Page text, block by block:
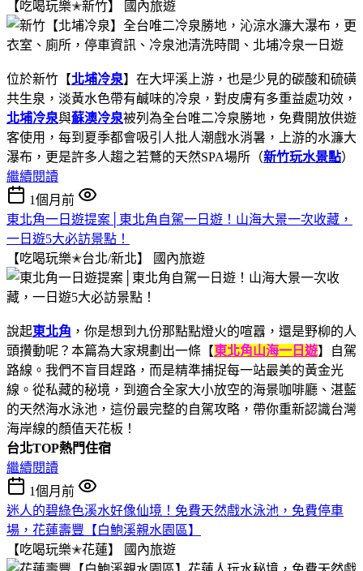
【吃喝玩樂✭新竹】
國內旅遊
位於新竹【北埔冷泉】在大坪溪上游，也是少見的碳酸和硫磺
共生泉，淡黃水色帶有鹹味的冷泉，對皮膚有多重益處功效，
北埔冷泉與蘇澳冷泉被列為全台唯二冷泉勝地，免費開放供遊
客使用，每到夏季都會吸引人批人潮戲水消暑，上游的水濂大
瀑布，更是許多人趨之若鶩的天然SPA場所（新竹玩水景點）
繼續閱讀
1個月前
東北角一日遊提案│東北角自駕一日遊！山海大景一次收藏，
一日遊5大必訪景點！
【吃喝玩樂✭台北/新北】
國內旅遊
說起東北角 ，你是想到九份那點點燈火的喧囂，還是野柳的人
頭攢動呢？本篇為大家規劃出一條【東北角山海一日遊】自駕
路線。我們不盲目趕路，而是精準捕捉每一站最美的黃金光
線。從私藏的秘境，到適合全家大小放空的海景咖啡廳、湛藍
的天然海水泳池，這份最完整的自駕攻略，帶你重新認識台灣
海岸線的顏值天花板！
台北TOP熱門住宿
繼續閱讀
1個月前
迷人的碧綠色溪水好像仙境！免費天然戲水泳池，免費停車
場，花蓮壽豐【白鮑溪親水園區】
【吃喝玩樂✭花蓮】
國內旅遊